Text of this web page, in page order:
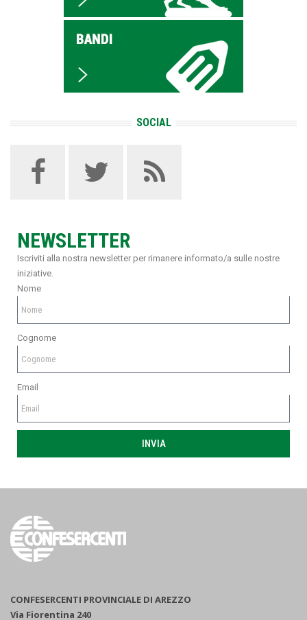
SOCIAL
NEWSLETTER
Iscriviti alla nostra newsletter per rimanere informato/a sulle nostre
iniziative.
Nome
Cognome
Email
INVIA
CONFESERCENTI PROVINCIALE DI AREZZO
Via Fiorentina 240